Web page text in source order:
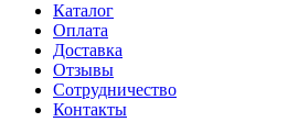
Каталог
Оплата
Доставка
Отзывы
Сотрудничество
Контакты